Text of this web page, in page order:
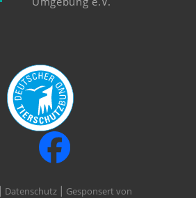
Datenschutz ⎮ Gesponsert von